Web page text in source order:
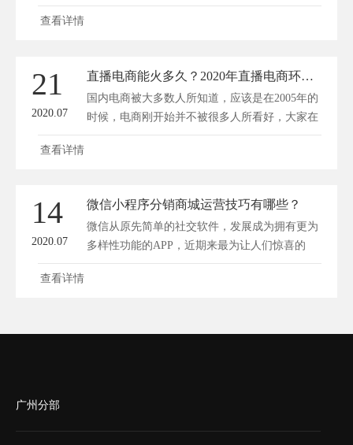
在...
查看详情
21
2020.07
直播电商能火多久？2020年直播电商环境如何？
国内电商被大多数人所知道，应该是在2005年的
时候，电商刚开始并不被很多人所看好，大家在
购...
查看详情
14
2020.07
微信小程序分销商城运营技巧有哪些？
微信从原先简单的社交软件，发展成为拥有更为
多样性功能的APP，近期来最为让人们惊喜的
就...
查看详情
广州分部